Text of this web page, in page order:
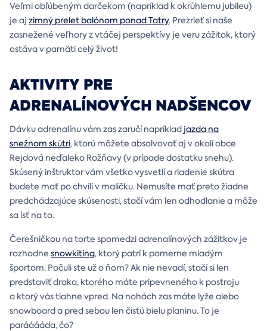
Veľmi obľúbeným darčekom (napríklad k okrúhlemu jubileu)
je aj zimný prelet balónom ponad Tatry. Prezrieť si naše
zasnežené veľhory z vtáčej perspektívy je veru zážitok, ktorý
ostáva v pamäti celý život!
AKTIVITY PRE
ADRENALÍNOVÝCH NADŠENCOV
Dávku adrenalínu vám zas zaručí napríklad jazda na
snežnom skútri, ktorú môžete absolvovať aj v okolí obce
Rejdová neďaleko Rožňavy (v prípade dostatku snehu).
Skúsený inštruktor vám všetko vysvetlí a riadenie skútra
budete mať po chvíli v malíčku. Nemusíte mať preto žiadne
predchádzajúce skúsenosti, stačí vám len odhodlanie a môže
sa ísť na to.
Čerešničkou na torte spomedzi adrenalínových zážitkov je
rozhodne snowkiting, ktorý patrí k pomerne mladým
športom. Počuli ste už o ňom? Ak nie nevadí, stačí si len
predstaviť draka, ktorého máte pripevneného k postroju
a ktorý vás tiahne vpred. Na nohách zas máte lyže alebo
snowboard a pred sebou len čistú bielu planinu. To je
parááááda, čo?